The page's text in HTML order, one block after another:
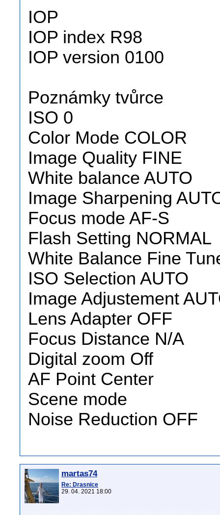
IOP
IOP index R98
IOP version 0100
Poznámky tvůrce
ISO 0
Color Mode COLOR
Image Quality FINE
White balance AUTO
Image Sharpening
Focus mode AF-S
Flash Setting NORMAL
White Balance Fine
ISO Selection AUTO
Image Adjustement
Lens Adapter OFF
Focus Distance N/A
Digital zoom Off
AF Point Center
Scene mode
Noise Reduction OFF
martas74
Re: Drasnice
29. 04. 2021 18:00